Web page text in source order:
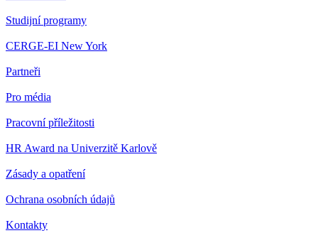
Studijní programy
CERGE-EI New York
Partneři
Pro média
Pracovní příležitosti
HR Award na Univerzitě Karlově
Zásady a opatření
Ochrana osobních údajů
Kontakty